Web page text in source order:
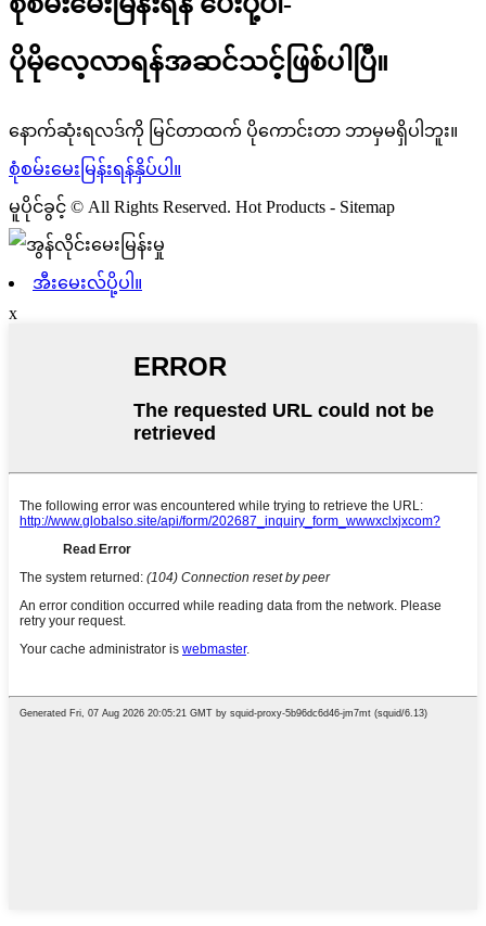
ပိုမိုလေ့လာရန်အဆင်သင့်ဖြစ်ပါပြီ။
နောက်ဆုံးရလဒ်ကို မြင်တာထက် ပိုကောင်းတာ ဘာမှမရှိပါဘူး။
စုံစမ်းမေးမြန်းရန်နှိပ်ပါ။
မူပိုင်ခွင့် © All Rights Reserved. Hot Products - Sitemap
အီးမေးလ်ပို့ပါ။
x